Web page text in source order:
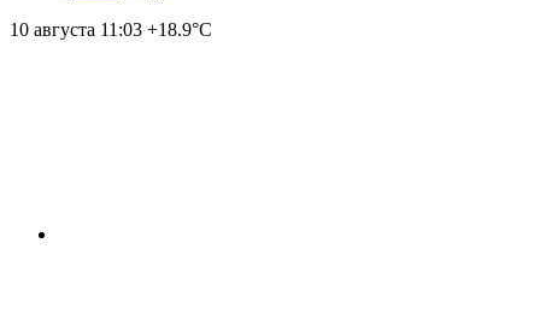
10 августа 11:03 +18.9°С